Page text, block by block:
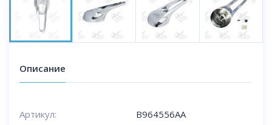
Описание
Артикул:
B964556AA